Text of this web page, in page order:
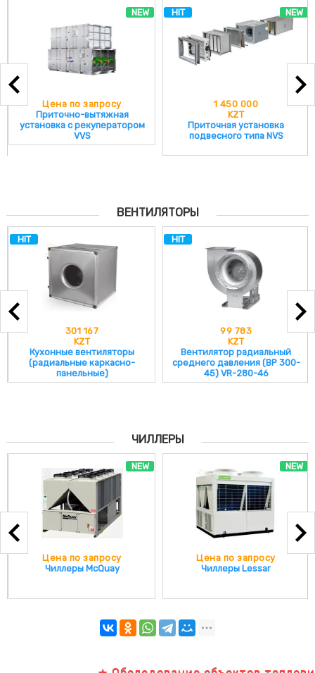
NEW
Цена по запросу
Приточно-вытяжная
установка с рекуператором
VVS
NEW
HIT
1 450 000
KZT
Приточная установка
подвесного типа NVS
ВЕНТИЛЯТОРЫ
HIT
301 167
KZT
Кухонные вентиляторы
(радиальные каркасно-
панельные)
HIT
99 783
KZT
Вентилятор радиальный
среднего давления (ВР 300-
45) VR-280-46
ЧИЛЛЕРЫ
NEW
Цена по запросу
Чиллеры McQuay
NEW
Цена по запросу
Чиллеры Lessar